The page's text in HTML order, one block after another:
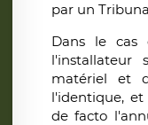
par un
Dans le cas
l'installateur
matériel et
l'identique,
de facto